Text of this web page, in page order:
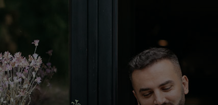
Para empresas
Para o mundo